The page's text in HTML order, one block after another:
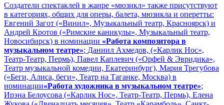
Создатели спектаклей в жанре «мюзикл» также присутствуют
в категориях, общих для оперы, балета, мюзикла и оперетты:
Евгений Загот («Винил», Музыкальный театр, Красноярск) и
Андрей Кротов («Римские каникулы», Музыкальный театр,
Новосибирск) в номинации «Работа композитора в
музыкальном театре»; Даниил Ахмедов, («Карлик Нос»,
Театр-Театр, Пермь), Павел Каплевич («Орфей & Эвридика»,
Театр музыкальной комедии, Екатеринбург), Мария Трегубова
(«Беги, Алиса, беги», Театр на Таганке, Москва) в
номинации«Работа художника в музыкальном театре»;
Ирэна Белоусова («Карлик Нос», Театр-Театр, Пермь), Елена